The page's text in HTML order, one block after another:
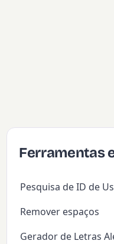
Ferramentas
Pesquisa de ID de
Remover espaços
Gerador de Letras